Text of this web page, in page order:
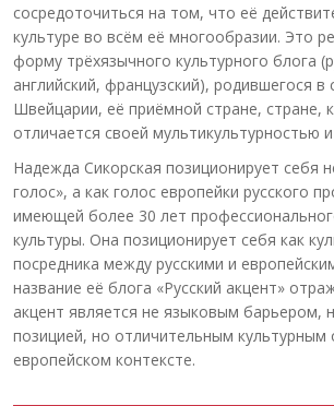
сосредоточиться на том, что её
культуре во всём её многообразии. Это
форму трёхязычного культурного блога
английский, французский), родившегося в
Швейцарии, её приёмной стране, стране,
отличается своей мультикультурностью
Надежда Сикорская позиционирует себя
голос», а как голос европейки русского
имеющей более 30 лет
культуры. Она позиционирует себя как
посредника между русскими и
название её блога «Русский акцент»
акцент является не языковым барьером,
позицией, но отличительным культурным
европейском контексте.